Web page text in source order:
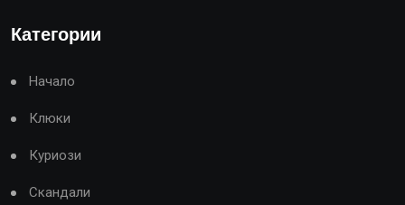
Категории
Начало
Клюки
Куриози
Скандали